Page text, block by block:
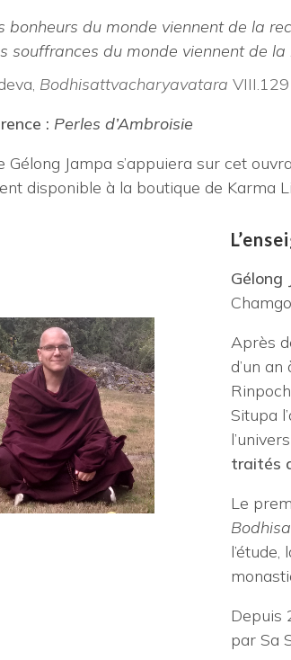
bonheurs du monde viennent de la
souffrances du monde viennent de
Bodhisattvacharyavatara VIII.129
: Perles d’Ambroisie
Gélong Jampa s’appuiera sur cet
disponible à la boutique de Karma
Gélong
Après
d’un
Situpa
traités
Le
Depuis
par Sa